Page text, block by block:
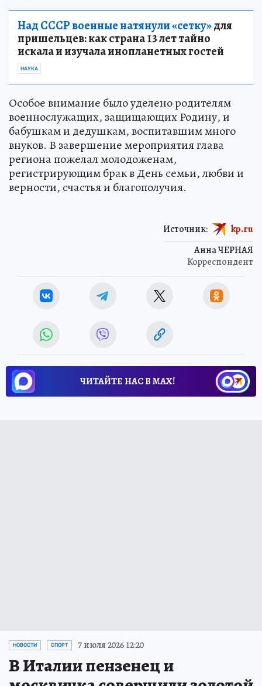
Над СССР военные натянули «сетку»для
пришельцев: как страна 13 лет тайно
искала и изучала инопланетных гостей
НАУКА
Особое внимание было уделено родителям
военнослужащих, защищающих Родину, и
бабушкам и дедушкам, воспитавшим много
внуков. В завершение мероприятия глава
региона пожелал молодоженам,
регистрирующим брак в День семьи, любви и
верности, счастья и благополучия.
Анна ЧЕРНАЯ
Корреспондент
Источник: kp.ru
ЧИТАЙТЕ НАС В МАХ!
НОВОСТИ СПОРТ 7 июля 2026 12:20
В Италии пензенец и